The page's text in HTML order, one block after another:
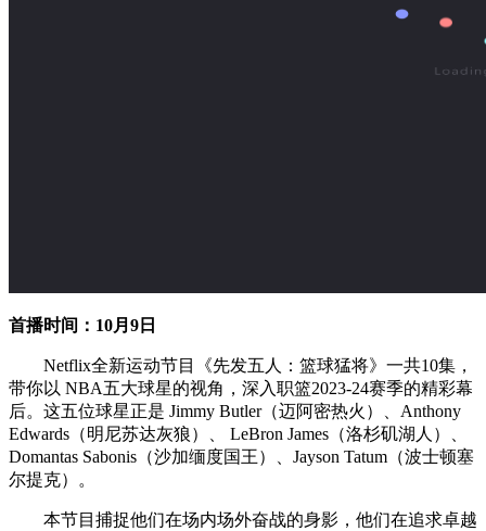
首播时间：10月9日
Netflix全新运动节目《先发五人：篮球猛将》一共10集，
带你以 NBA五大球星的视角，深入职篮2023-24赛季的精彩幕
后。这五位球星正是 Jimmy Butler（迈阿密热火）、Anthony
Edwards（明尼苏达灰狼）、 LeBron James（洛杉矶湖人）、
Domantas Sabonis（沙加缅度国王）、Jayson Tatum（波士顿塞
尔提克）。
本节目捕捉他们在场内场外奋战的身影，他们在追求卓越